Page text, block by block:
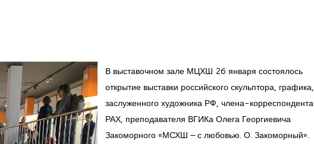
В выставочном зале МЦХШ 26 января состоялось
открытие выставки российского скульптора, графика,
заслуженного художника РФ, члена-корреспондента
РАХ, преподавателя ВГИКа Олега Георгиевича
Закоморного «МСХШ – с любовью. О. Закоморный».